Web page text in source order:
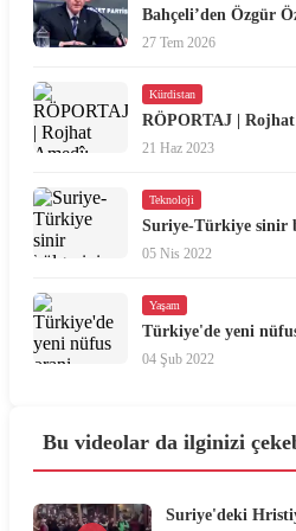
Bahçeli’den Özgür
27 Tem 2026
Kürdistan
RÖPORTAJ |
21 Haz 2023
Teknoloji
Suriye-Türkiye sinir
05 Nis 2022
Yaşam
Türkiye'de yeni
04 Şub 2022
Bu videolar da ilginizi
Suriye'deki